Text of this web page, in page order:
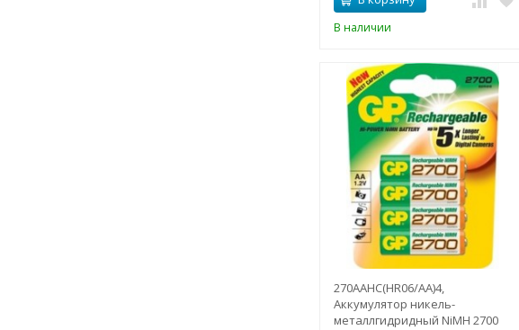
В наличии
270AAHC(HR06/AA)4,
Аккумулятор никель-
металлгидридный NiMH 2700